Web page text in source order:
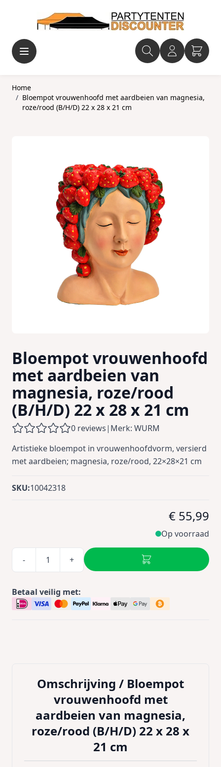
Home
/ Bloempot vrouwenhoofd met aardbeien van magnesia,
roze/rood (B/H/D) 22 x 28 x 21 cm
Bloempot vrouwenhoofd
met aardbeien van
magnesia, roze/rood
(B/H/D) 22 x 28 x 21 cm
0 reviews| Merk: WURM
Artistieke bloempot in vrouwenhoofdvorm, versierd
met aardbeien; magnesia, roze/rood, 22×28×21 cm
SKU:10042318
€ 55,99
Op voorraad
- +
Betaal veilig met:
Omschrijving / Bloempot
vrouwenhoofd met
aardbeien van magnesia,
roze/rood (B/H/D) 22 x 28 x
21 cm